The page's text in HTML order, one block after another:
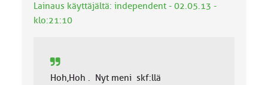
k
a
Lainaus käyttäjältä: independent - 02.05.13 -
klo:21:10
Hoh,Hoh . Nyt meni skf:llä